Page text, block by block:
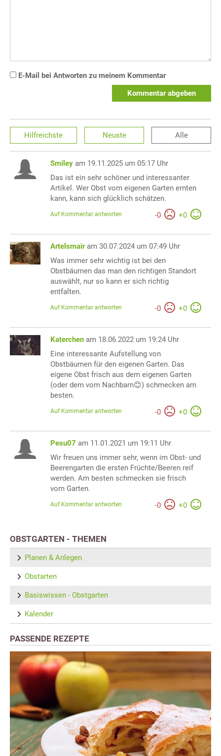
E-Mail bei Antworten zu meinem Kommentar
Kommentar abgeben
Hilfreichste Neuste Alle
Smiley am 19.11.2025 um 05:17 Uhr
Das ist ein sehr schöner und interessanter
Artikel. Wer Obst vom eigenen Garten ernten
kann, kann sich glücklich schätzen.
-0 +0
Auf Kommentar antworten
Artelsmair am 30.07.2024 um 07:49 Uhr
Was immer sehr wichtig ist bei den
Obstbäumen das man den richtigen Standort
auswählt, nur so kann er sich richtig
entfalten.
-0 +0
Auf Kommentar antworten
Katerchen am 18.06.2022 um 19:24 Uhr
Eine interessante Aufstellung von
Obstbäumen für den eigenen Garten. Das
eigene Obst frisch aus dem eigenen Garten
(oder dem vom Nachbarn😊) schmecken am
besten.
-0 +0
Auf Kommentar antworten
Pesu07 am 11.01.2021 um 19:11 Uhr
Wir freuen uns immer sehr, wenn im Obst- und
Beerengarten die ersten Früchte/Beeren reif
werden. Am besten schmecken sie frisch
vom Garten.
-0 +0
Auf Kommentar antworten
OBSTGARTEN - THEMEN
Planen & Anlegen
Obstarten
Basiswissen - Obstgarten
Kalender
PASSENDE REZEPTE